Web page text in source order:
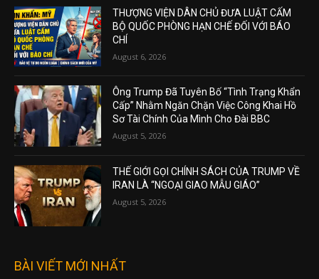
THƯỢNG VIỆN DÂN CHỦ ĐƯA LUẬT CẤM
BỘ QUỐC PHÒNG HẠN CHẾ ĐỐI VỚI BÁO
CHÍ
August 6, 2026
Ông Trump Đã Tuyên Bố “Tình Trạng Khẩn
Cấp” Nhằm Ngăn Chặn Việc Công Khai Hồ
Sơ Tài Chính Của Mình Cho Đài BBC
August 5, 2026
THẾ GIỚI GỌI CHÍNH SÁCH CỦA TRUMP VỀ
IRAN LÀ “NGOẠI GIAO MẪU GIÁO”
August 5, 2026
BÀI VIẾT MỚI NHẤT